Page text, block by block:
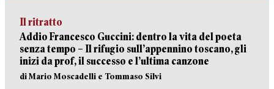
Il ritratto
Addio Francesco Guccini: dentro la vita del poeta
senza tempo – Il rifugio sull’appennino toscano, gli
inizi da prof, il successo e l’ultima canzone
di Mario Moscadelli e Tommaso Silvi